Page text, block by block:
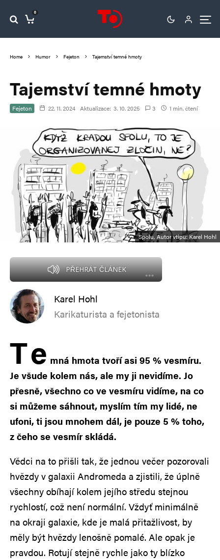
0
Home Humor Fejeton Tajemství temné hmoty
Tajemství temné hmoty
Fejeton 22. 11. 2024 Aktualizace: 3. 10. 2025 3 1 min. čtení
Spolu, Autor vtipu: Karel Hohl
PŘEHRÁT ČLÁNEK
Karel Hohl
Karikaturista a fejetonista
Te mná hmota tvoří asi 95 % vesmíru.
Je všude kolem nás, ale my ji nevidíme. Jo
přesně, všechno co ve vesmíru vidíme, na co
si můžeme sáhnout, myslím tím my lidé, ne
ufoni, ti jsou mnohem dál, je pouze 5 % toho,
z čeho se vesmír skládá.
Vědci na to přišli tak, že jednou večer pozorovali
hvězdy v galaxii Andromeda a zjistili, že úplně
všechny obíhají kolem jejího středu stejnou
rychlostí, což není normální. Vždyť minimálně
na okraji galaxie, kde je malá přitažlivost, by
měly být hvězdy lenošně pomalé. Ale opak je
pravdou. Rotují stejně rychle jako ty blízko